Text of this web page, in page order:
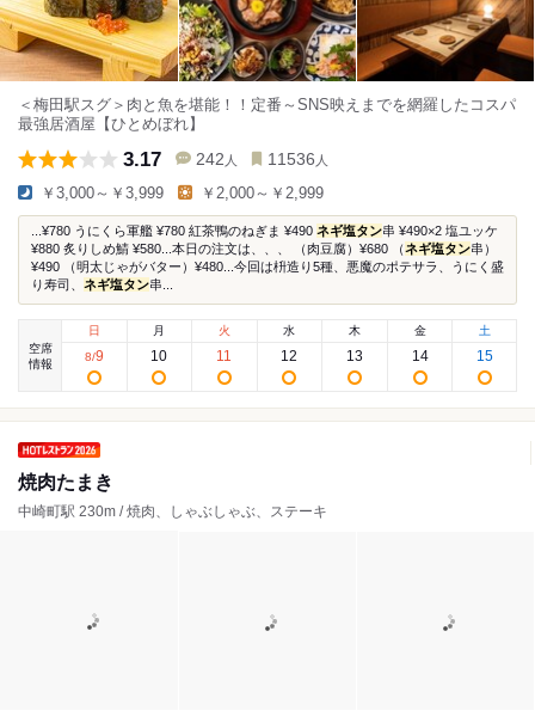
＜梅田駅スグ＞肉と魚を堪能！！定番～SNS映えまでを網羅したコスパ
最強居酒屋【ひとめぼれ】
3.17 242 人 11536 人
￥3,000～￥3,999 ￥2,000～￥2,999
...¥780 うにくら軍艦 ¥780 紅茶鴨のねぎま ¥490 ネギ塩タン串 ¥490×2 塩ユッケ
¥880 炙りしめ鯖 ¥580...本日の注文は、、、 （肉豆腐）¥680 （ネギ塩タン串）
¥490 （明太じゃがバター）¥480...今回は枡造り5種、悪魔のポテサラ、うにく盛
り寿司、 ネギ塩タン串...
空席
情報
日
8/9
月
10
火
11
水
12
木
13
金
14
土
15
焼肉たまき
中崎町駅 230m / 焼肉、しゃぶしゃぶ、ステーキ